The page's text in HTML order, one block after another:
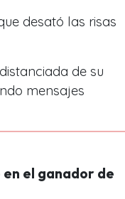
desató las risas
de su
mensajes
el ganador de